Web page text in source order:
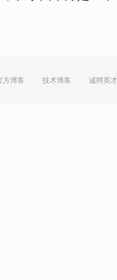
方博客 技术博客 诚聘英才